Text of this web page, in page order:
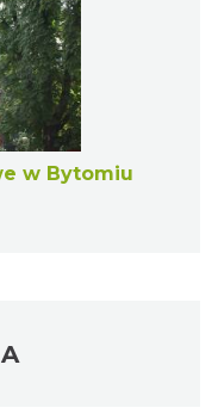
w Bytomiu